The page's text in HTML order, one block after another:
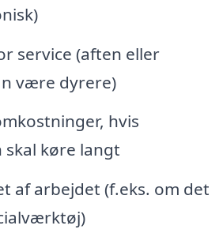
service (aften eller
være dyrere)
hvis
skal køre langt
af arbejdet (f.eks. om det